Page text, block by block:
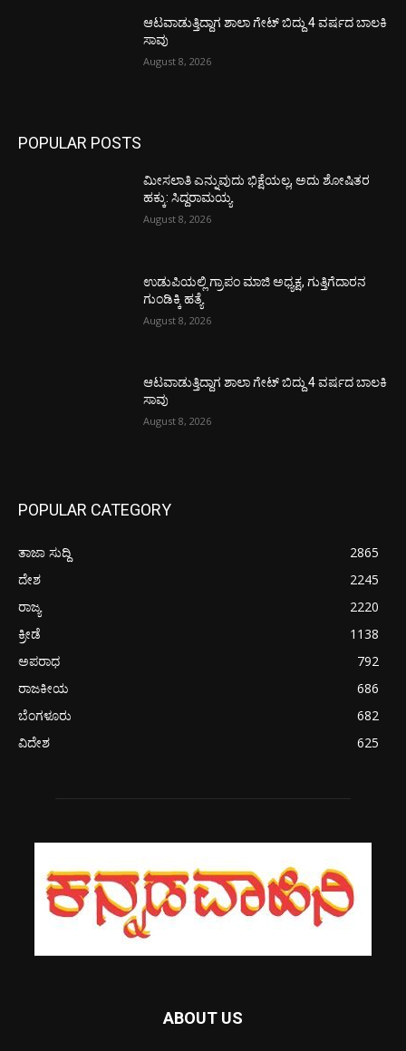
ಆಟವಾಡುತ್ತಿದ್ದಾಗ ಶಾಲಾ ಗೇಟ್‌ ಬಿದ್ದು 4 ವರ್ಷದ ಬಾಲಕಿ
ಸಾವು
August 8, 2026
POPULAR POSTS
ಮೀಸಲಾತಿ ಎನ್ನುವುದು ಭಿಕ್ಷೆಯಲ್ಲ, ಅದು ಶೋಷಿತರ
ಹಕ್ಕು: ಸಿದ್ದರಾಮಯ್ಯ
August 8, 2026
ಉಡುಪಿಯಲ್ಲಿ ಗ್ರಾಪಂ ಮಾಜಿ ಅಧ್ಯಕ್ಷ, ಗುತ್ತಿಗೆದಾರನ
ಗುಂಡಿಕ್ಕಿ ಹತ್ಯೆ
August 8, 2026
ಆಟವಾಡುತ್ತಿದ್ದಾಗ ಶಾಲಾ ಗೇಟ್‌ ಬಿದ್ದು 4 ವರ್ಷದ ಬಾಲಕಿ
ಸಾವು
August 8, 2026
POPULAR CATEGORY
ತಾಜಾ ಸುದ್ದಿ
2865
ದೇಶ
2245
ರಾಜ್ಯ
2220
ಕ್ರೀಡೆ
1138
ಅಪರಾಧ
792
ರಾಜಕೀಯ
686
ಬೆಂಗಳೂರು
682
ವಿದೇಶ
625
ABOUT US